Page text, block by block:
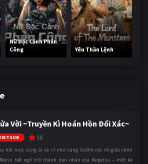
Nữ Đặc Cảnh Phản
Công
Yêu Thần Lệnh
Vời ~Truyền Kì Hoán Hồn Đổi Xác~
10
hết mực sủng ái và ví như nàng bướm rực rỡ giữa chốn
bất ngờ trở thành nạn nhân của Keigetsu – một kẻ